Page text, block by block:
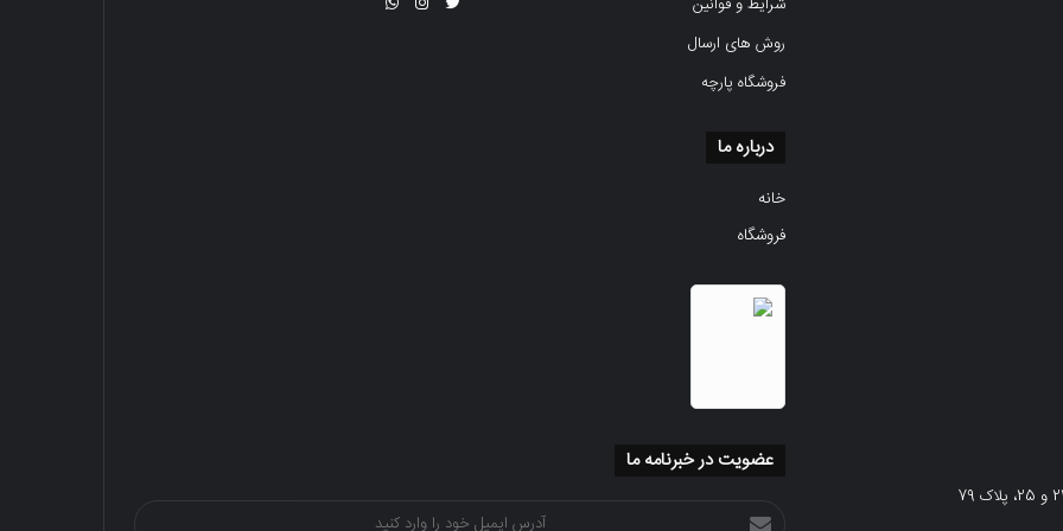
روش های ارسال
فروشگاه پارچه
درباره ما
خانه
فروشگاه
عضویت در خبرنامه ما
آدرس